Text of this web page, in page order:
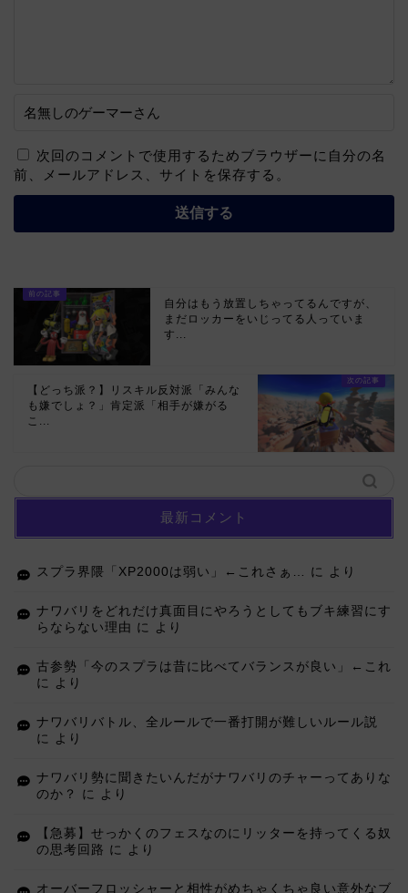
次回のコメントで使用するためブラウザーに自分の名
前、メールアドレス、サイトを保存する。
自分はもう放置しちゃってるんですが、
まだロッカーをいじってる人っていま
す...
【どっち派？】リスキル反対派「みんな
も嫌でしょ？」肯定派「相手が嫌がる
こ...
最新コメント
スプラ界隈「XP2000は弱い」←これさぁ… に より
ナワバリをどれだけ真面目にやろうとしてもブキ練習にす
らならない理由 に より
古参勢「今のスプラは昔に比べてバランスが良い」←これ
に
より
ナワバリバトル、全ルールで一番打開が難しいルール説
に
より
ナワバリ勢に聞きたいんだがナワバリのチャーってありな
のか？
に より
【急募】せっかくのフェスなのにリッターを持ってくる奴
の思考回路 に より
オーバーフロッシャーと相性がめちゃくちゃ良い意外なブ